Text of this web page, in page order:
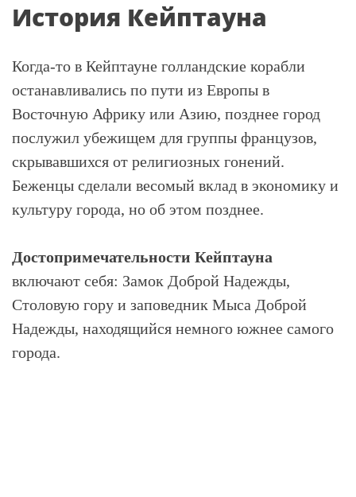
История Кейптауна
Когда-то в Кейптауне голландские корабли
останавливались по пути из Европы в
Восточную Африку или Азию, позднее город
послужил убежищем для группы французов,
скрывавшихся от религиозных гонений.
Беженцы сделали весомый вклад в экономику и
культуру города, но об этом позднее.
Достопримечательности Кейптауна
включают себя: Замок Доброй Надежды,
Столовую гору и заповедник Мыса Доброй
Надежды, находящийся немного южнее самого
города.